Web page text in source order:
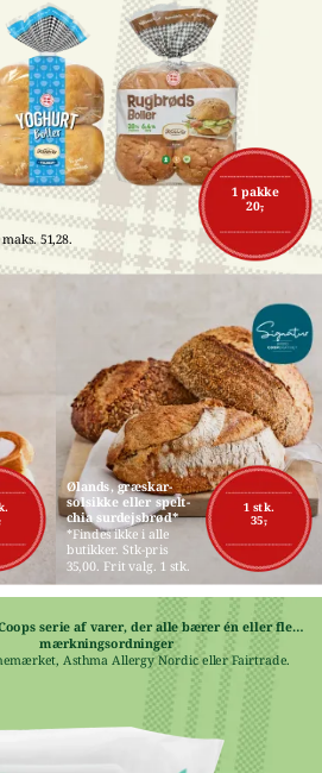
1 pakke
20,-
51,28.
1 stk.
35,-
Ølands, græskar-
solsikke eller spelt-
chia surdejsbrød*
*Findes ikke i alle
butikker. Stk-pris
35,00. Frit valg. 1 stk.
serie af varer, der alle bærer én eller flere
mærkningsordninger
Asthma Allergy Nordic eller Fairtrade.